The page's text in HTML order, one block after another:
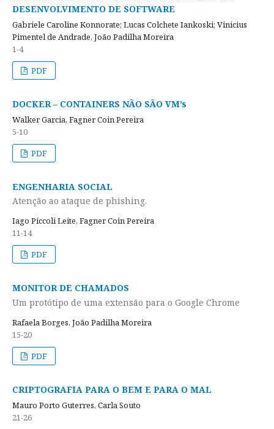
DESENVOLVIMENTO DE SOFTWARE
Gabriele Caroline Konnorate; Lucas Colchete Iankoski; Vinicius
Pimentel de Andrade, João Padilha Moreira
1-4
PDF
DOCKER – CONTAINERS NÃO SÃO VM’s
Walker Garcia, Fagner Coin Pereira
5-10
PDF
ENGENHARIA SOCIAL
Atenção ao ataque de phishing.
Iago Piccoli Leite, Fagner Coin Pereira
11-14
PDF
MONITOR DE CHAMADOS
Um protótipo de uma extensão para o Google Chrome
Rafaela Borges, João Padilha Moreira
15-20
PDF
CRIPTOGRAFIA PARA O BEM E PARA O MAL
Mauro Porto Guterres, Carla Souto
21-26